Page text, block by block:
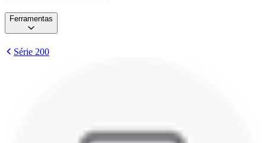
Ferramentas
Série 200